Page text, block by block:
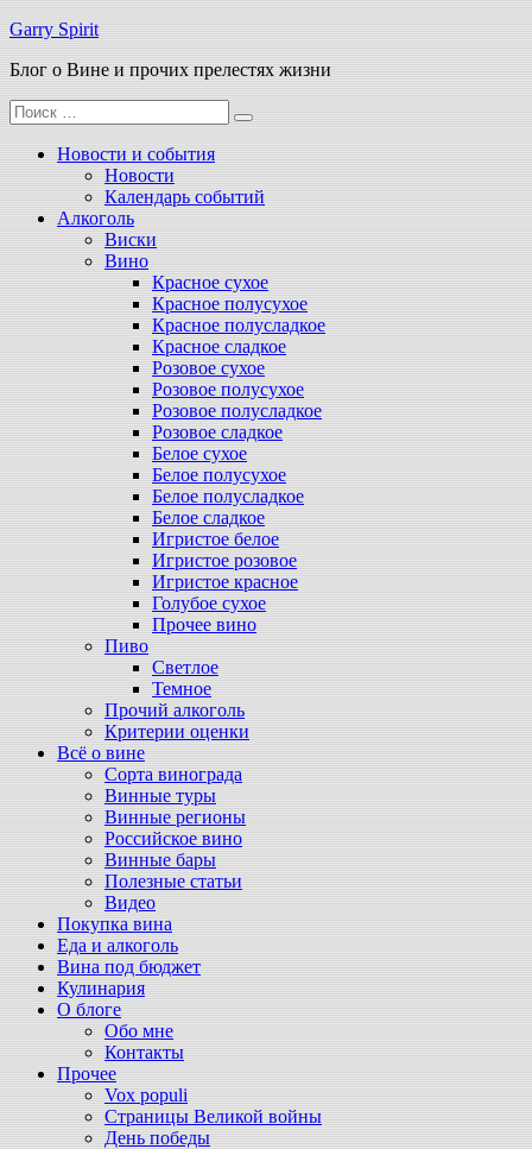
Перейти
содержимому
Garry Spirit
Блог о Вине и прочих прелестях жизни
Поиск
для:
Новости и события
Новости
Календарь событий
Алкоголь
Виски
Вино
Красное сухое
Красное полусухое
Красное полусладкое
Красное сладкое
Розовое сухое
Розовое полусухое
Розовое полусладкое
Розовое сладкое
Белое сухое
Белое полусухое
Белое полусладкое
Белое сладкое
Игристое белое
Игристое розовое
Игристое красное
Голубое сухое
Прочее вино
Пиво
Светлое
Темное
Прочий алкоголь
Критерии оценки
Всё о вине
Сорта винограда
Винные туры
Винные регионы
Российское вино
Винные бары
Полезные статьи
Видео
Покупка вина
Еда и алкоголь
Вина под бюджет
Кулинария
О блоге
Обо мне
Контакты
Прочее
Vox populi
Страницы Великой войны
День победы